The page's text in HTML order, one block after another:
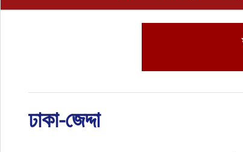
বিমানবন্দর
বিদেশযাত্রা
ঢাকা-জেদ্দা